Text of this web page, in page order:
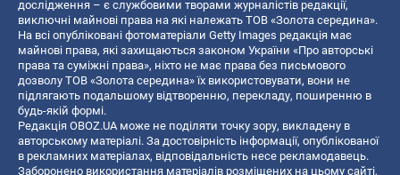
дослідження – є службовими творами журналістів редакції,
виключні майнові права на які належать ТОВ «Золота середина».
На всі опубліковані фотоматеріали Getty Images редакція має
майнові права, які захищаються законом України «Про авторські
права та суміжні права», ніхто не має права без письмового
дозволу ТОВ «Золота середина» їх використовувати, вони не
підлягають подальшому відтворенню, перекладу, поширенню в
будь-якій формі.
Редакція OBOZ.UA може не поділяти точку зору, викладену в
авторському матеріалі. За достовірність інформації, опублікованої
в рекламних матеріалах, відповідальність несе рекламодавець.
Заборонено використання матеріалів розміщених на цьому сайті,